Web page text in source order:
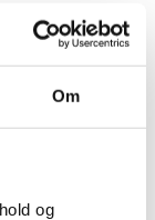
Om
og
af de tilbud,
med på